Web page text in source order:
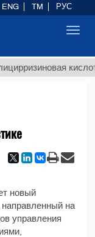
новый
направленный на
управления
ENG TM РУС